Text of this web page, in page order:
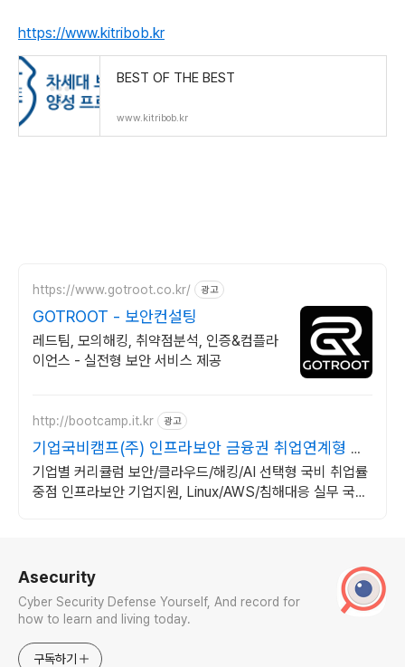
https://www.kitribob.kr
BEST OF THE BEST
www.kitribob.kr
https://www.gotroot.co.kr/ 광고
GOTROOT - 보안컨설팅
레드팀, 모의해킹, 취약점분석, 인증&컴플라
이언스 - 실전형 보안 서비스 제공
http://bootcamp.it.kr 광고
기업국비캠프(주) 인프라보안 금융권 취업연계형 대
기업국비
기업별 커리큘럼 보안/클라우드/해킹/AI 선택형 국비 취업률
중점 인프라보안 기업지원, Linux/AWS/침해대응 실무 국비
Asecurity
Cyber Security Defense Yourself, And record for
how to learn and living today.
구독하기